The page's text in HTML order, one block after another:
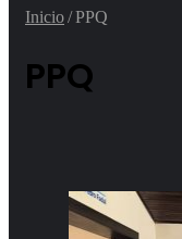
Inicio/PPQ
PPQ